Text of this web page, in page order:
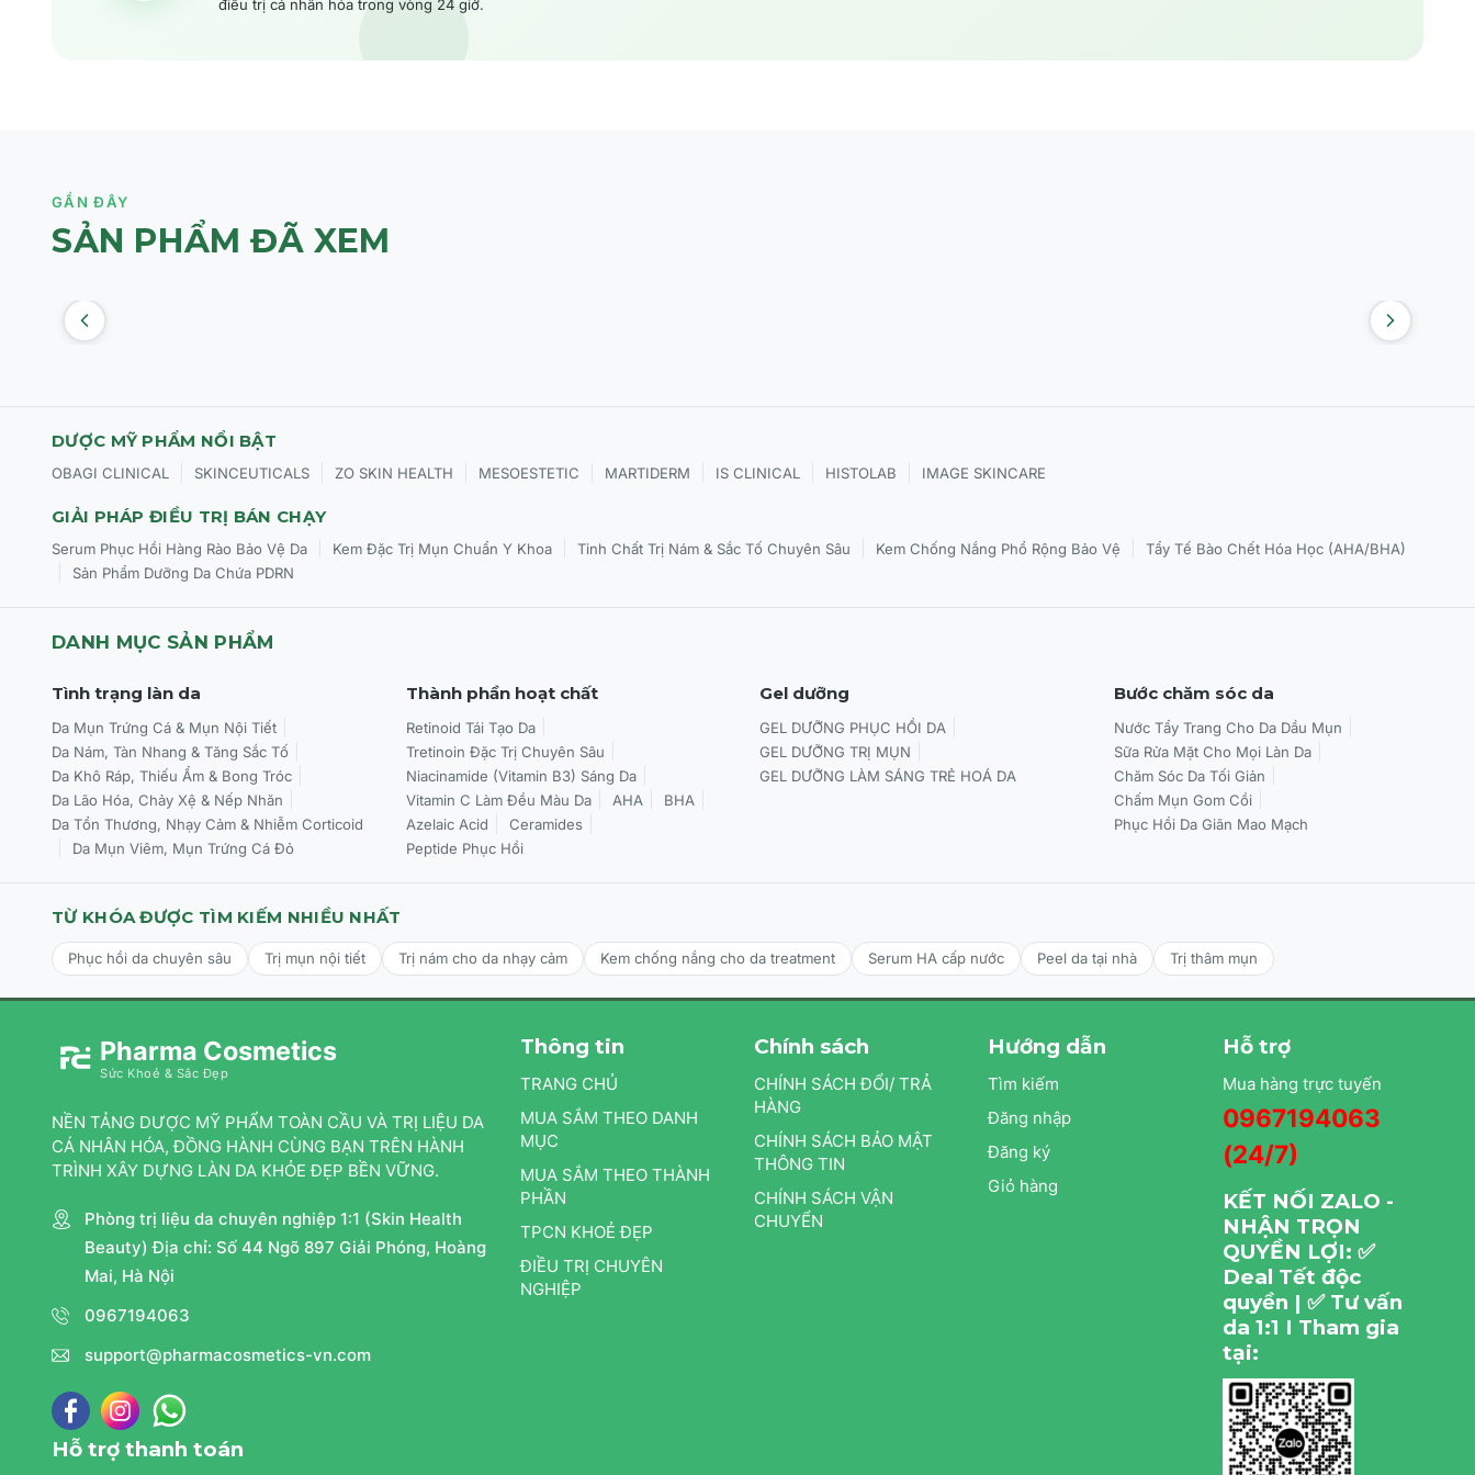
điều trị cá nhân hóa trong vòng 24 giờ.
GẦN ĐÂY
SẢN PHẨM ĐÃ XEM
DƯỢC MỸ PHẨM NỔI BẬT
OBAGI CLINICAL SKINCEUTICALS ZO SKIN HEALTH MESOESTETIC MARTIDERM IS CLINICAL HISTOLAB IMAGE SKINCARE
GIẢI PHÁP ĐIỀU TRỊ BÁN CHẠY
Serum Phục Hồi Hàng Rào Bảo Vệ Da Kem Đặc Trị Mụn Chuẩn Y Khoa Tinh Chất Trị Nám & Sắc Tố Chuyên Sâu Kem Chống Nắng Phổ Rộng Bảo Vệ Tẩy Tế Bào Chết Hóa Học (AHA/BHA)
Sản Phẩm Dưỡng Da Chứa PDRN
DANH MỤC SẢN PHẨM
Tình trạng làn da
Da Mụn Trứng Cá & Mụn Nội Tiết
Da Nám, Tàn Nhang & Tăng Sắc Tố
Da Khô Ráp, Thiếu Ẩm & Bong Tróc
Da Lão Hóa, Chảy Xệ & Nếp Nhăn
Da Tổn Thương, Nhạy Cảm & Nhiễm Corticoid
Da Mụn Viêm, Mụn Trứng Cá Đỏ
Thành phần hoạt chất
Retinoid Tái Tạo Da
Tretinoin Đặc Trị Chuyên Sâu
Niacinamide (Vitamin B3) Sáng Da
Vitamin C Làm Đều Màu Da
AHA
BHA
Azelaic Acid
Ceramides
Peptide Phục Hồi
Gel dưỡng
GEL DƯỠNG PHỤC HỒI DA
GEL DƯỠNG TRỊ MỤN
GEL DƯỠNG LÀM SÁNG TRẺ HOÁ DA
Bước chăm sóc da
Nước Tẩy Trang Cho Da Dầu Mụn
Sữa Rửa Mặt Cho Mọi Làn Da
Chăm Sóc Da Tối Giản
Chấm Mụn Gom Cồi
Phục Hồi Da Giãn Mao Mạch
TỪ KHÓA ĐƯỢC TÌM KIẾM NHIỀU NHẤT
Phục hồi da chuyên sâu Trị mụn nội tiết Trị nám cho da nhạy cảm Kem chống nắng cho da treatment Serum HA cấp nước Peel da tại nhà Trị thâm mụn
Pharma Cosmetics
Sức Khoẻ & Sắc Đẹp
NỀN TẢNG DƯỢC MỸ PHẨM TOÀN CẦU VÀ TRỊ LIỆU DA
CÁ NHÂN HÓA, ĐỒNG HÀNH CÙNG BẠN TRÊN HÀNH
TRÌNH XÂY DỰNG LÀN DA KHỎE ĐẸP BỀN VỮNG.
Phòng trị liệu da chuyên nghiệp 1:1 (Skin Health
Beauty) Địa chỉ: Số 44 Ngõ 897 Giải Phóng, Hoàng
Mai, Hà Nội
0967194063
support@pharmacosmetics-vn.com
Hỗ trợ thanh toán
Thông tin
TRANG CHỦ
MUA SẮM THEO DANH
MỤC
MUA SẮM THEO THÀNH
PHẦN
TPCN KHOẺ ĐẸP
ĐIỀU TRỊ CHUYÊN
NGHIỆP
Chính sách
CHÍNH SÁCH ĐỔI/ TRẢ
HÀNG
CHÍNH SÁCH BẢO MẬT
THÔNG TIN
CHÍNH SÁCH VẬN
CHUYỂN
Hướng dẫn
Tìm kiếm
Đăng nhập
Đăng ký
Giỏ hàng
Hỗ trợ
Mua hàng trực tuyến
0967194063
(24/7)
KẾT NỐI ZALO -
NHẬN TRỌN
QUYỀN LỢI: ✅
Deal Tết độc
quyền | ✅ Tư vấn
da 1:1 I Tham gia
tại: